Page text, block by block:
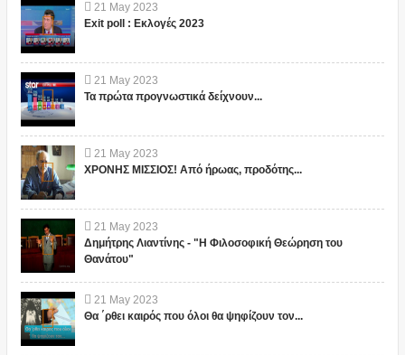
21 May 2023
Exit poll : Εκλογές 2023
21 May 2023
Τα πρώτα προγνωστικά δείχνουν...
21 May 2023
ΧΡΟΝΗΣ ΜΙΣΣΙΟΣ! Από ήρωας, προδότης...
21 May 2023
Δημήτρης Λιαντίνης - "Η Φιλοσοφική Θεώρηση του
Θανάτου"
21 May 2023
Θα ΄ρθει καιρός που όλοι θα ψηφίζουν τον...